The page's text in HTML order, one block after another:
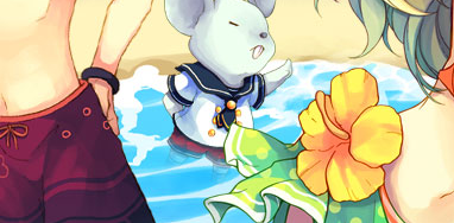
帳號申請
遊戲下載
社群帳號馬上玩